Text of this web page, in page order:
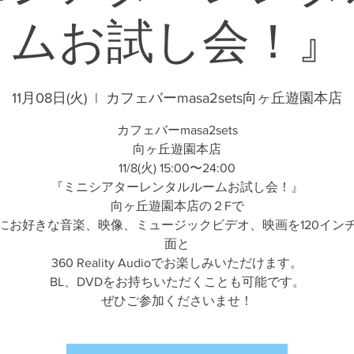
ムお試し会！』
11月08日(火)
  |
カフェバーmasa2sets向ヶ丘遊園本店
カフェバーmasa2sets
向ヶ丘遊園本店
11/8(火) 15:00〜24:00
『ミニシアターレンタルルームお試し会！』
向ヶ丘遊園本店の２Fで
お好きな音楽、映像、ミュージックビデオ、映画を120イン
面と
360 Reality Audioでお楽しみいただけます。
BL、DVDをお持ちいただくことも可能です。
ぜひご参加くださいませ！